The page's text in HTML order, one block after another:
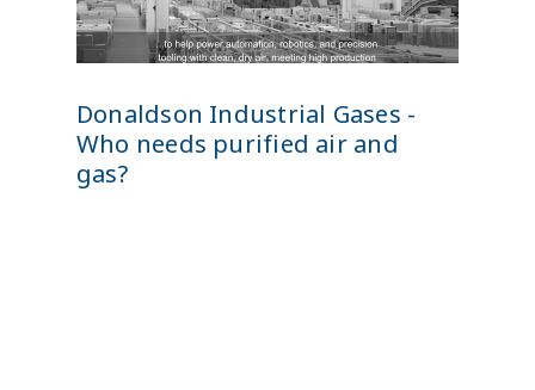
Donaldson Industrial Gases -
Who needs purified air and
gas?